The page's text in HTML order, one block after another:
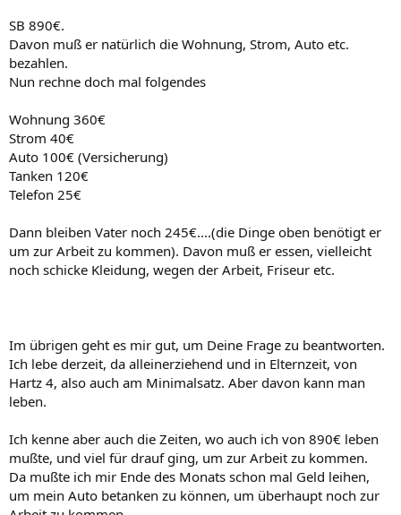
SB 890€.
Davon muß er natürlich die Wohnung, Strom, Auto etc.
bezahlen.
Nun rechne doch mal folgendes
Wohnung 360€
Strom 40€
Auto 100€ (Versicherung)
Tanken 120€
Telefon 25€
Dann bleiben Vater noch 245€....(die Dinge oben benötigt er
um zur Arbeit zu kommen). Davon muß er essen, vielleicht
noch schicke Kleidung, wegen der Arbeit, Friseur etc.
Im übrigen geht es mir gut, um Deine Frage zu beantworten.
Ich lebe derzeit, da alleinerziehend und in Elternzeit, von
Hartz 4, also auch am Minimalsatz. Aber davon kann man
leben.
Ich kenne aber auch die Zeiten, wo auch ich von 890€ leben
mußte, und viel für drauf ging, um zur Arbeit zu kommen.
Da mußte ich mir Ende des Monats schon mal Geld leihen,
um mein Auto betanken zu können, um überhaupt noch zur